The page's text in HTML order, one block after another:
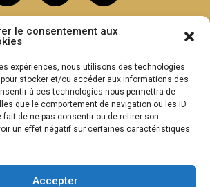
le consentement aux
expériences, nous utilisons des technologies
stocker et/ou accéder aux informations des
à ces technologies nous permettra de
que le comportement de navigation ou les ID
de ne pas consentir ou de retirer son
un effet négatif sur certaines caractéristiques
Accepter